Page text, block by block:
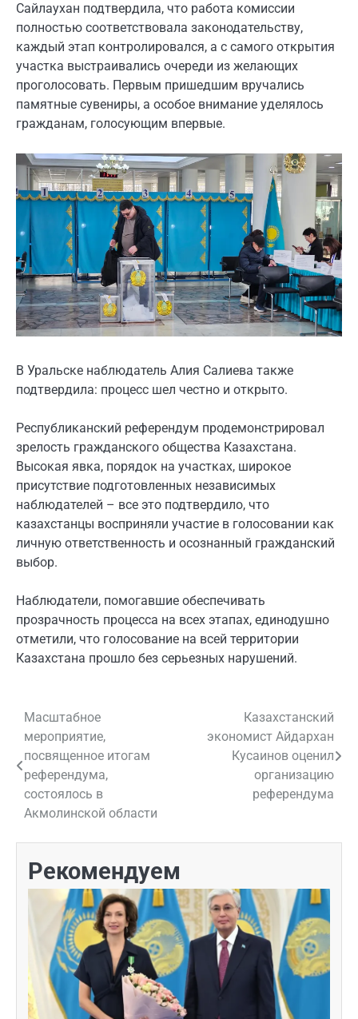
Сайлаухан подтвердила, что работа комиссии
полностью соответствовала законодательству,
каждый этап контролировался, а с самого открытия
участка выстраивались очереди из желающих
проголосовать. Первым пришедшим вручались
памятные сувениры, а особое внимание уделялось
гражданам, голосующим впервые.
В Уральске наблюдатель Алия Салиева также
подтвердила: процесс шел честно и открыто.
Республиканский референдум продемонстрировал
зрелость гражданского общества Казахстана.
Высокая явка, порядок на участках, широкое
присутствие подготовленных независимых
наблюдателей – все это подтвердило, что
казахстанцы восприняли участие в голосовании как
личную ответственность и осознанный гражданский
выбор.
Наблюдатели, помогавшие обеспечивать
прозрачность процесса на всех этапах, единодушно
отметили, что голосование на всей территории
Казахстана прошло без серьезных нарушений.
Навигация
по
записям
Масштабное
мероприятие,
посвященное итогам
референдума,
состоялось в
Акмолинской области
Казахстанский
экономист Айдархан
Кусаинов оценил
организацию
референдума
Рекомендуем